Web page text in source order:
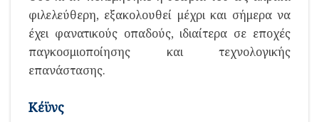
φιλελεύθερη, εξακολουθεί μέχρι και σήμερα να
έχει φανατικούς οπαδούς, ιδιαίτερα σε εποχές
παγκοσμιοποίησης και τεχνολογικής
επανάστασης.
Κέϋνς